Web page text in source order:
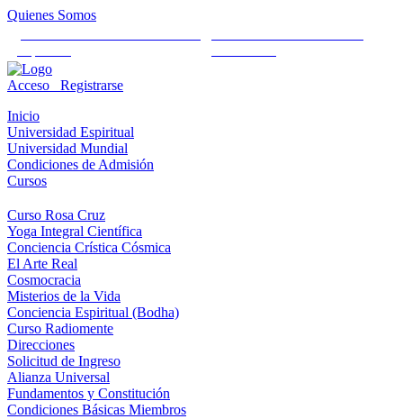
Quienes Somos
Acceso
Registrarse
Inicio
Universidad Espiritual
Universidad Mundial
Condiciones de Admisión
Cursos
Curso Rosa Cruz
Yoga Integral Científica
Conciencia Crística Cósmica
El Arte Real
Cosmocracia
Misterios de la Vida
Conciencia Espiritual (Bodha)
Curso Radiomente
Direcciones
Solicitud de Ingreso
Alianza Universal
Fundamentos y Constitución
Condiciones Básicas Miembros